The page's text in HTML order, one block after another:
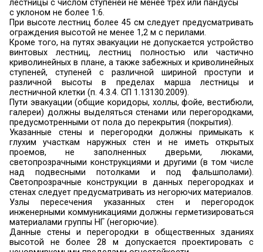
люк размером не менее 0,6 х 0,8 метра. При
через приямок должен быть оборудован
приямке, а выход через люк - лестницей в
Уклон этих лестниц не нормируется;
- помещения, предназначенные для
пребывания более 50 чел.;
- помещения категорий А и Б с численностью
в наиболее многочисленной смене более 5 чел.,
В - более 25 чел. или площадью более 1000 кв. м;
- открытые этажерки и площадки,
обслуживания оборудования, при площади
более 100 кв. м - для помещений категорий А
400 кв. м - для помещений других категорий.
- подвальные и цокольные этажи при площади
м2 или предназначенные для одновременного
более 15 человек.
- этажи категорий А и Б при численности
наиболее многочисленной смене более 5 чел.,
- 25 чел.
3.3.Число эвакуационных выходов с